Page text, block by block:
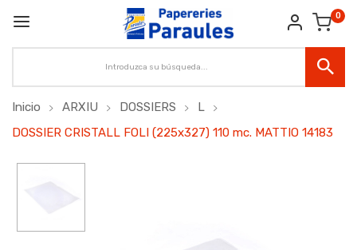
0
Inicio ARXIU DOSSIERS
L
DOSSIER CRISTALL FOLI (225x327) 110 mc. MATTIO 14183